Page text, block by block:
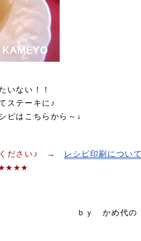
いない！！
ステーキに♪
ピはこちらから～↓
ください♪ →
レシピ印刷について
代の